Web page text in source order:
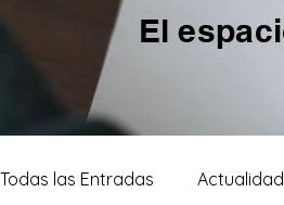
El
Todas las Entradas Actualidad